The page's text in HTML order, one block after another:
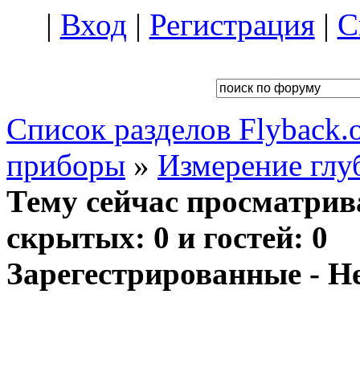
| Вход | Регистрация|
Список разделов
приборы » Измерение
Тему сейчас
скрытых: 0 и гостей: 0
Зарегестрированные -